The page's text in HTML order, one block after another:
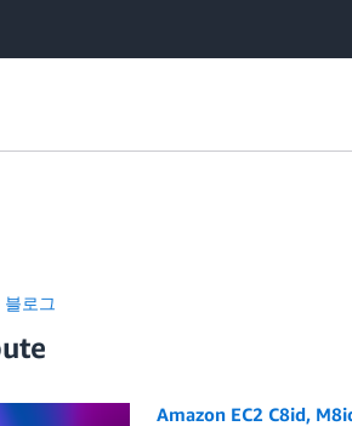
로그
Amazon EC2 C8id,